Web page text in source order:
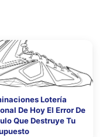
Lotería
De Hoy El Error De
Que Destruye Tu